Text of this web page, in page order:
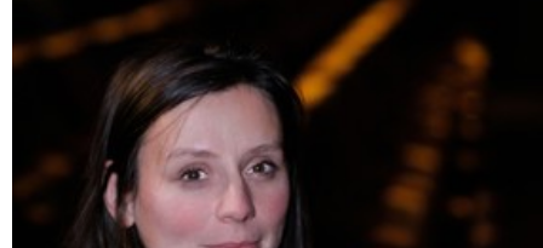
Sandra Wollners »Everytime« war einer der großen Erfolge
von Cannes: eine eigenwillige, lyrische Reflexion über eine ­
Familie, die aus der Bahn geworfen wird … Die Regisseurin